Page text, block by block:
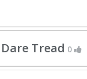
Tread 0